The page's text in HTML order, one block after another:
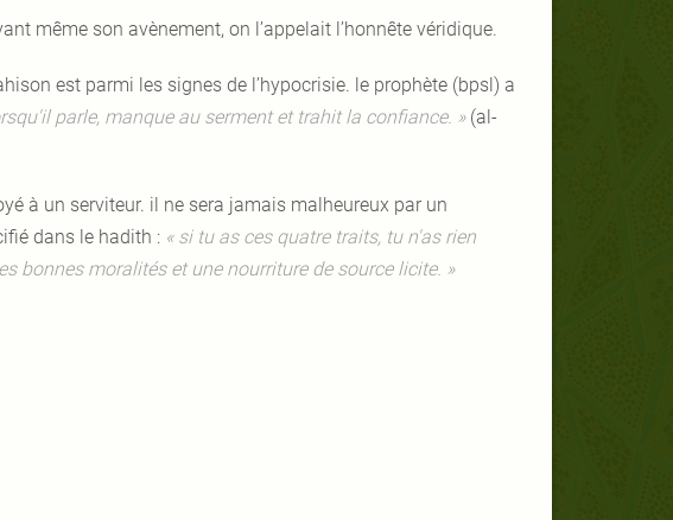
même son avènement, on l’appelait l’honnête véridique.
est parmi les signes de l’hypocrisie. le prophète (bpsl) a
parle, manque au serment et trahit la confiance. » (al-
à un serviteur. il ne sera jamais malheureux par un
dans le hadith : « si tu as ces quatre traits, tu n'as rien
bonnes moralités et une nourriture de source licite. »